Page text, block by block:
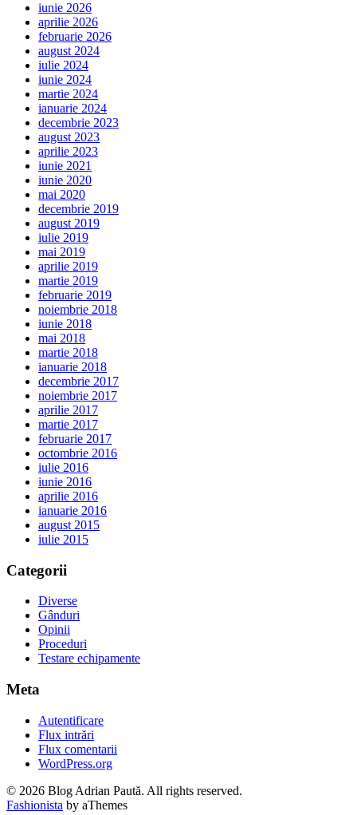
iunie 2026
aprilie 2026
februarie 2026
august 2024
iulie 2024
iunie 2024
martie 2024
ianuarie 2024
decembrie 2023
august 2023
aprilie 2023
iunie 2021
iunie 2020
mai 2020
decembrie 2019
august 2019
iulie 2019
mai 2019
aprilie 2019
martie 2019
februarie 2019
noiembrie 2018
iunie 2018
mai 2018
martie 2018
ianuarie 2018
decembrie 2017
noiembrie 2017
aprilie 2017
martie 2017
februarie 2017
octombrie 2016
iulie 2016
iunie 2016
aprilie 2016
ianuarie 2016
august 2015
iulie 2015
Categorii
Diverse
Gânduri
Opinii
Proceduri
Testare echipamente
Meta
Autentificare
Flux intrări
Flux comentarii
WordPress.org
© 2026 Blog Adrian Paută. All rights reserved.
Fashionista by aThemes